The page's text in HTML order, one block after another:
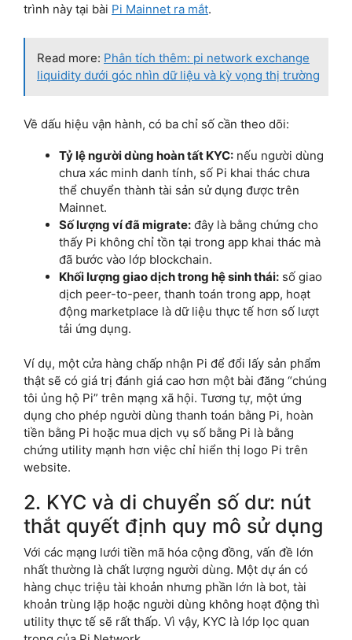
trình này tại bài Pi Mainnet ra mắt.
Read more: Phân tích thêm: pi network exchange
liquidity dưới góc nhìn dữ liệu và kỳ vọng thị trường
Về dấu hiệu vận hành, có ba chỉ số cần theo dõi:
Tỷ lệ người dùng hoàn tất KYC: nếu người dùng
chưa xác minh danh tính, số Pi khai thác chưa
thể chuyển thành tài sản sử dụng được trên
Mainnet.
Số lượng ví đã migrate: đây là bằng chứng cho
thấy Pi không chỉ tồn tại trong app khai thác mà
đã bước vào lớp blockchain.
Khối lượng giao dịch trong hệ sinh thái: số giao
dịch peer-to-peer, thanh toán trong app, hoạt
động marketplace là dữ liệu thực tế hơn số lượt
tải ứng dụng.
Ví dụ, một cửa hàng chấp nhận Pi để đổi lấy sản phẩm
thật sẽ có giá trị đánh giá cao hơn một bài đăng “chúng
tôi ủng hộ Pi” trên mạng xã hội. Tương tự, một ứng
dụng cho phép người dùng thanh toán bằng Pi, hoàn
tiền bằng Pi hoặc mua dịch vụ số bằng Pi là bằng
chứng utility mạnh hơn việc chỉ hiển thị logo Pi trên
website.
2. KYC và di chuyển số dư: nút
thắt quyết định quy mô sử dụng
Với các mạng lưới tiền mã hóa cộng đồng, vấn đề lớn
nhất thường là chất lượng người dùng. Một dự án có
hàng chục triệu tài khoản nhưng phần lớn là bot, tài
khoản trùng lặp hoặc người dùng không hoạt động thì
utility thực tế sẽ rất thấp. Vì vậy, KYC là lớp lọc quan